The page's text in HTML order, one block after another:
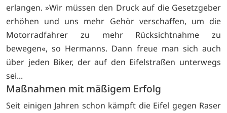
erlangen. »Wir müssen den Druck auf die Gesetzgeber
erhöhen und uns mehr Gehör verschaffen, um die
Motorradfahrer zu mehr Rücksichtnahme zu
bewegen«, so Hermanns. Dann freue man sich auch
über jeden Biker, der auf den Eifelstraßen unterwegs
sei...
Maßnahmen mit mäßigem Erfolg
Seit einigen Jahren schon kämpft die Eifel gegen Raser